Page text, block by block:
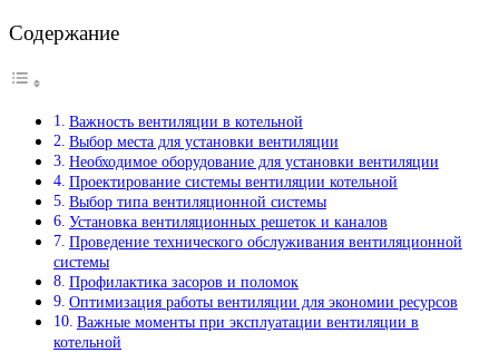
Содержание
Важность вентиляции в котельной
Выбор места для установки вентиляции
Необходимое оборудование для установки вентиляции
Проектирование системы вентиляции котельной
Выбор типа вентиляционной системы
Установка вентиляционных решеток и каналов
Проведение технического обслуживания вентиляционной
системы
Профилактика засоров и поломок
Оптимизация работы вентиляции для экономии ресурсов
Важные моменты при эксплуатации вентиляции в
котельной